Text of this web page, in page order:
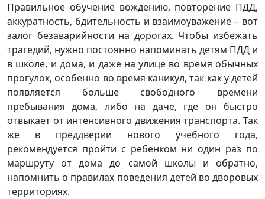
Правильное обучение вождению, повторение ПДД,
аккуратность, бдительность и взаимоуважение – вот
залог безаварийности на дорогах. Чтобы избежать
трагедий, нужно постоянно напоминать детям ПДД и
в школе, и дома, и даже на улице во время обычных
прогулок, особенно во время каникул, так как у детей
появляется больше свободного времени
пребывания дома, либо на даче, где он быстро
отвыкает от интенсивного движения транспорта. Так
же в преддверии нового учебного года,
рекомендуется пройти с ребенком ни один раз по
маршруту от дома до самой школы и обратно,
напомнить о правилах поведения детей во дворовых
территориях.